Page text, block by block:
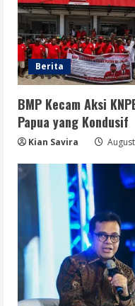
Berita
BMP Kecam Aksi
Papua yang Kondusif
Kian Savira